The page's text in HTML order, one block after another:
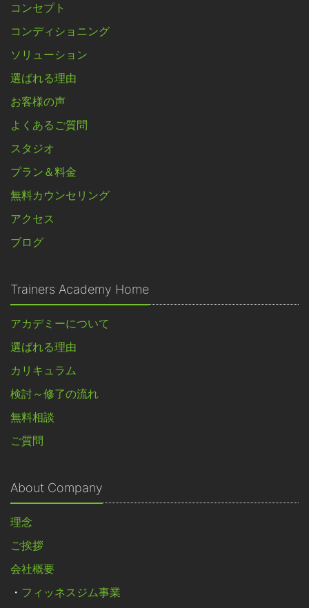
コンセプト
コンディショニング
ソリューション
選ばれる理由
お客様の声
よくあるご質問
スタジオ
プラン＆料金
無料カウンセリング
アクセス
ブログ
Trainers Academy Home
アカデミーについて
選ばれる理由
カリキュラム
検討～修了の流れ
無料相談
ご質問
About Company
理念
ご挨拶
会社概要
・ フィッネスジム事業